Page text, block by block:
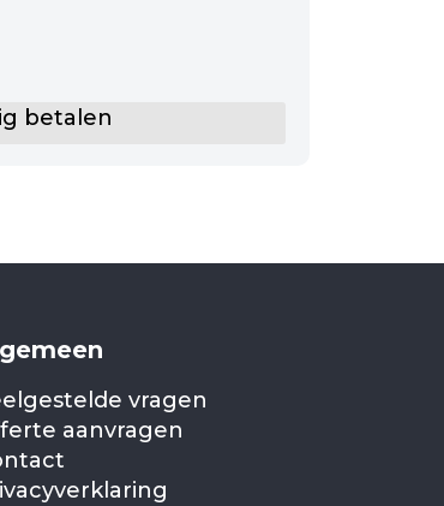
betalen
vragen
aanvragen